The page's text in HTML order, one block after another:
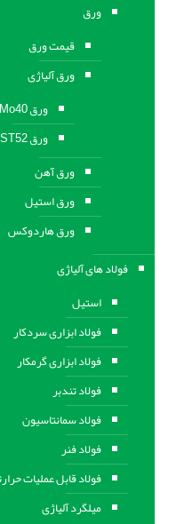
ورق
قیمت ورق
ورق آلیاژی
ورق Mo40
ورق ST52
ورق آهن
ورق استيل
ورق هاردوکس
فولاد های آلیاژی
استیل
فولاد ابزاری سردکار
فولاد ابزاری گرمکار
فولاد تندبر
فولاد سمانتاسیون
فولاد فنر
فولاد قابل عملیات
ميلگرد آلیاژی